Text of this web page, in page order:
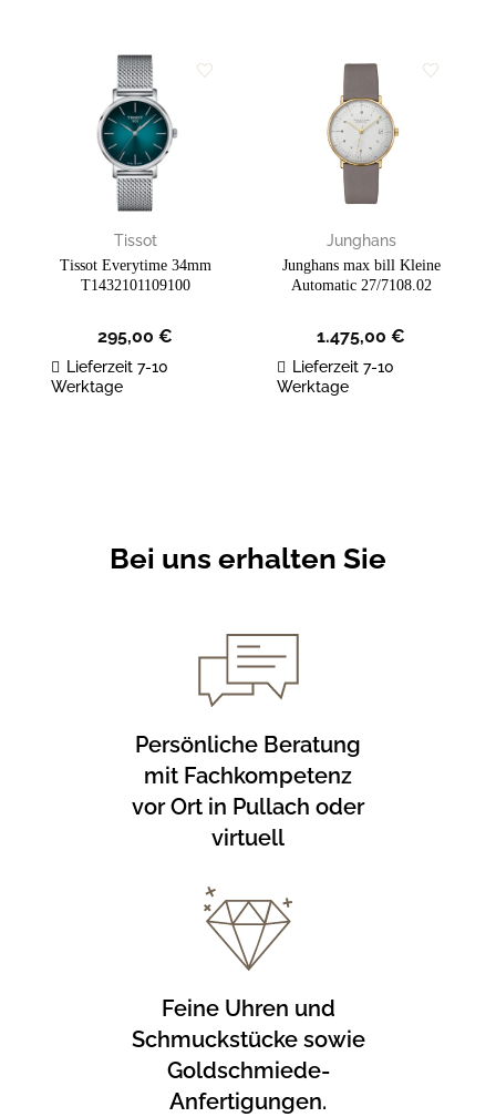
Wunschliste
hinzufügen
Tissot
Tissot Everytime 34mm
T1432101109100
295,00 €
Lieferzeit 7-10
Werktage
Wunschliste
hinzufügen
Junghans
Junghans max bill Kleine
Automatic 27/7108.02
1.475,00 €
Lieferzeit 7-10
Werktage
Bei uns erhalten Sie
Persönliche Beratung
mit Fachkompetenz
vor Ort in Pullach oder
virtuell
Feine Uhren und
Schmuckstücke sowie
Goldschmiede-
Anfertigungen.